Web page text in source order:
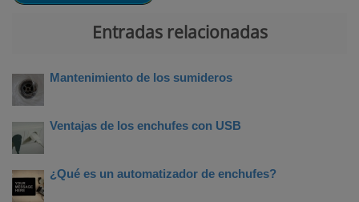
Entradas relacionadas
Mantenimiento de los sumideros
Ventajas de los enchufes con USB
¿Qué es un automatizador de enchufes?